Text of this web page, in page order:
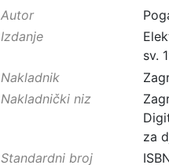
Autor
Izdanje
sv.
Nakladnik
Nakladnički niz
za
Standardni broj